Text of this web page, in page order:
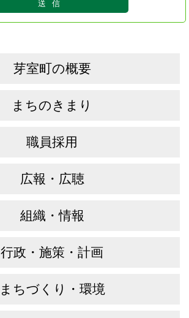
芽室町の概要
まちのきまり
職員採用
広報・広聴
組織・情報
行政・施策・計画
まちづくり・環境